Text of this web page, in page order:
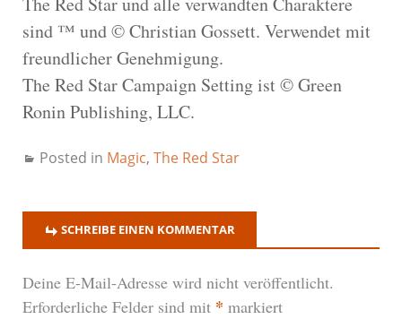
sind ™ und © Christian Gossett. Verwendet mit
freundlicher Genehmigung.
The Red Star Campaign Setting ist © Green
Ronin Publishing, LLC.
Posted in Magic, The Red Star
SCHREIBE EINEN KOMMENTAR
Deine E-Mail-Adresse wird nicht veröffentlicht.
Erforderliche Felder sind mit * markiert